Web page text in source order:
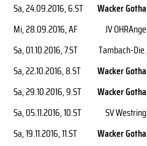
Sa, 24.09.2016, 6.ST Wacker Gotha
Mi, 28.09.2016, AF JV OHRAnge
Sa, 01.10.2016, 7.ST Tambach-Die.
Sa, 22.10.2016, 8.ST Wacker Gotha
Sa, 29.10.2016, 9.ST Wacker Gotha
Sa, 05.11.2016, 10.ST SV Westring
Sa, 19.11.2016, 11.ST Wacker Gotha